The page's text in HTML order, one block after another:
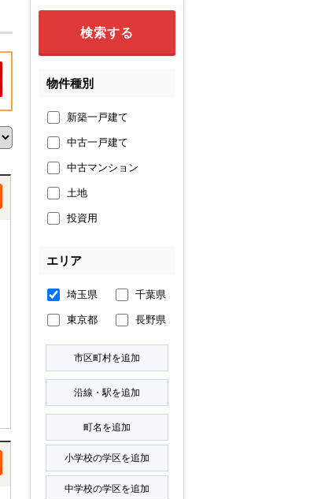
物件種別
新築一戸建て
中古一戸建て
中古マンション
土地
投資用
エリア
埼玉県 千葉県
東京都 長野県